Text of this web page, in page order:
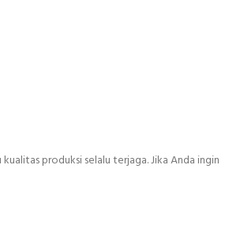
produksi selalu terjaga. Jika Anda ingin